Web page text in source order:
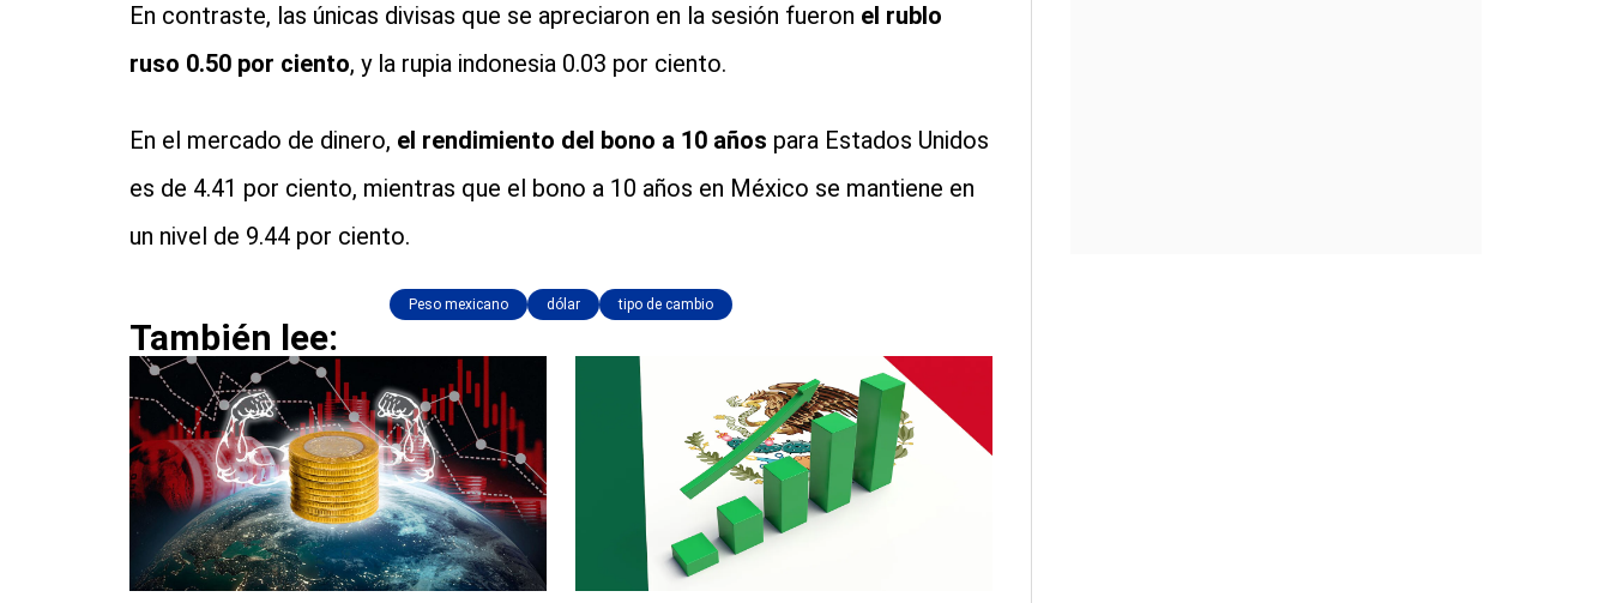
En contraste, las únicas divisas que se apreciaron en la sesión fueron el rublo
ruso 0.50 por ciento, y la rupia indonesia 0.03 por ciento.
En el mercado de dinero, el rendimiento del bono a 10 años para Estados Unidos
es de 4.41 por ciento, mientras que el bono a 10 años en México se mantiene en
un nivel de 9.44 por ciento.
Peso mexicano dólar tipo de cambio
También lee: